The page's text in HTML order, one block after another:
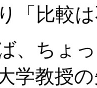
「比較
、ちょ
学教授